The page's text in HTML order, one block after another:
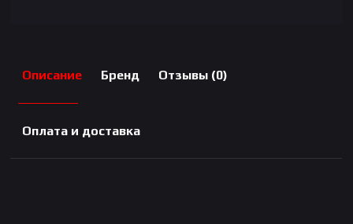
Описание Бренд Отзывы (0)
Оплата и доставка